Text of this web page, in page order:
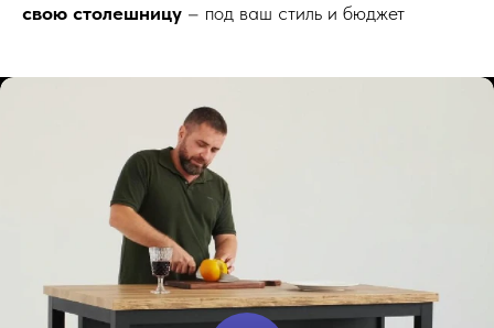
свою столешницу – под ваш стиль и бюджет